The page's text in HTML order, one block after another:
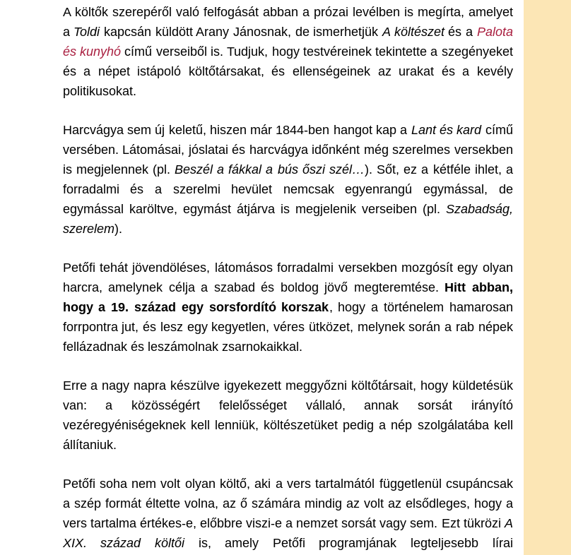
A költők szerepéről való felfogását abban a prózai levélben is megírta, amelyet
a Toldikapcsán küldött Arany Jánosnak, de ismerhetjükA költészetés a Palota
és kunyhócímű verseiből is. Tudjuk, hogy testvéreinek tekintette a szegényeket
és a népet istápoló költőtársakat, és ellenségeinek az urakat és a kevély
politikusokat.
Harcvágya sem új keletű, hiszen már 1844-ben hangot kap a Lant és kardcímű
versében. Látomásai, jóslatai és harcvágya időnként még szerelmes versekben
is megjelennek (pl. Beszél a fákkal a bús őszi szél…). Sőt, ez a kétféle ihlet, a
forradalmi és a szerelmi hevület nemcsak egyenrangú egymással, de
egymással karöltve, egymást átjárva is megjelenik verseiben (pl. Szabadság,
szerelem).
Petőfi tehát jövendöléses, látomásos forradalmi versekben mozgósít egy olyan
harcra, amelynek célja a szabad és boldog jövő megteremtése. Hitt abban,
hogy a 19. század egy sorsfordító korszak, hogy a történelem hamarosan
forrpontra jut, és lesz egy kegyetlen, véres ütközet, melynek során a rab népek
fellázadnak és leszámolnak zsarnokaikkal.
Erre a nagy napra készülve igyekezett meggyőzni költőtársait, hogy küldetésük
van: a közösségért felelősséget vállaló, annak sorsát irányító
vezéregyéniségeknek kell lenniük, költészetüket pedig a nép szolgálatába kell
állítaniuk.
Petőfi soha nem volt olyan költő, aki a vers tartalmától függetlenül csupáncsak
a szép formát éltette volna, az ő számára mindig az volt az elsődleges, hogy a
vers tartalma értékes-e, előbbre viszi-e a nemzet sorsát vagy sem. Ezt tükröziA
XIX. század költőiis, amely Petőfi programjának legteljesebb lírai